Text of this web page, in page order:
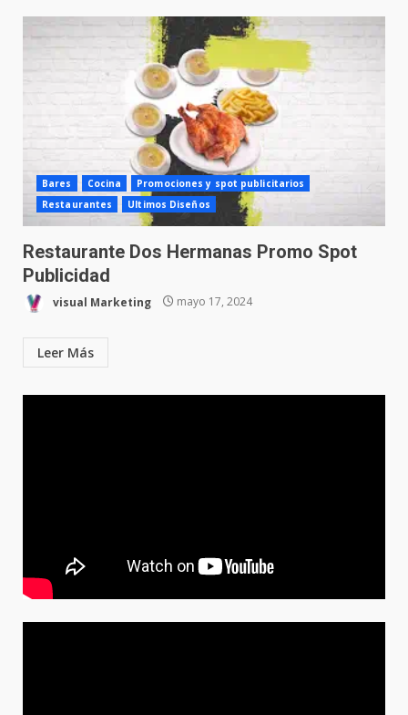
Bares Cocina
Promociones y spot publicitarios
Restaurantes
Ultimos Diseños
Restaurante Dos Hermanas Promo Spot
Publicidad
visual Marketing mayo 17, 2024
Leer Más